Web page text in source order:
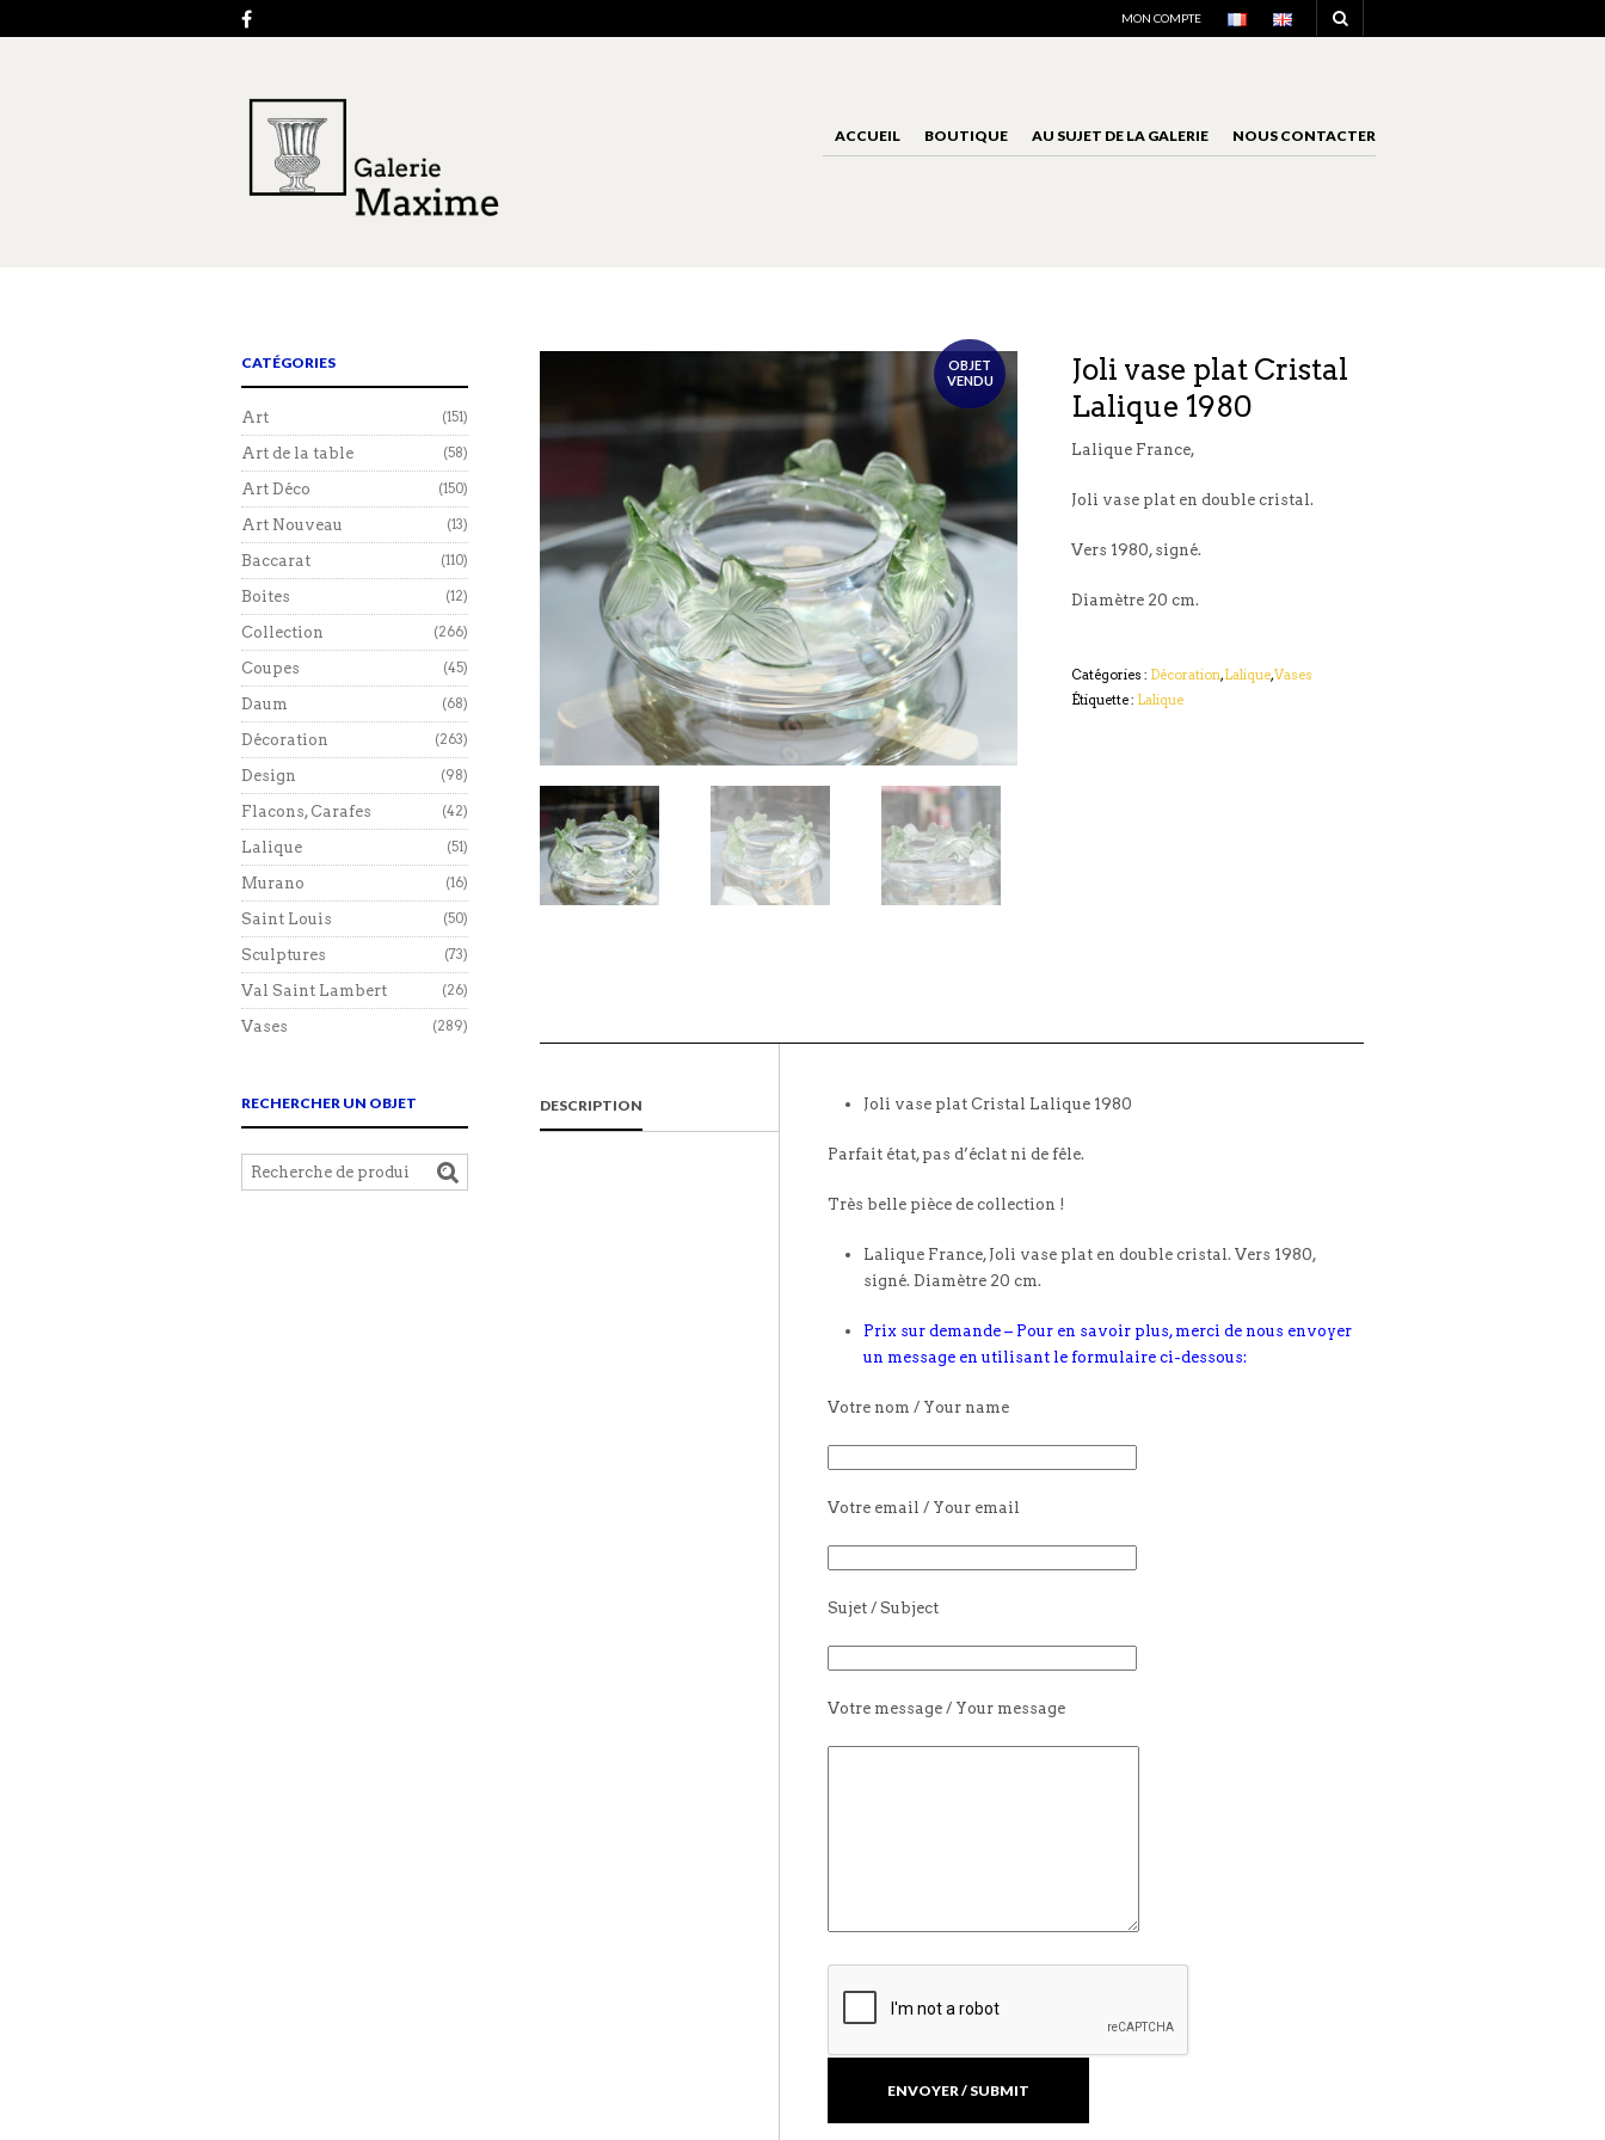
MON COMPTE
ACCUEIL BOUTIQUE AU SUJET DE LA GALERIE NOUS CONTACTER
OBJET
VENDU
Joli vase plat Cristal
Lalique 1980
Lalique France,
Joli vase plat en double cristal.
Vers 1980, signé.
Diamètre 20 cm.
Catégories : Décoration,Lalique,Vases
Étiquette : Lalique
DESCRIPTION Joli vase plat Cristal Lalique 1980
Parfait état, pas d’éclat ni de fêle.
Très belle pièce de collection !
Lalique France, Joli vase plat en double cristal. Vers 1980,
signé. Diamètre 20 cm.
Prix sur demande – Pour en savoir plus, merci de nous envoyer
un message en utilisant le formulaire ci-dessous:
Votre nom / Your name
Votre email / Your email
Sujet / Subject
Votre message / Your message
CATÉGORIES
Art (151)
Art de la table (58)
Art Déco (150)
Art Nouveau (13)
Baccarat (110)
Boites (12)
Collection (266)
Coupes (45)
Daum (68)
Décoration (263)
Design (98)
Flacons, Carafes (42)
Lalique (51)
Murano (16)
Saint Louis (50)
Sculptures (73)
Val Saint Lambert (26)
Vases (289)
RECHERCHER UN OBJET